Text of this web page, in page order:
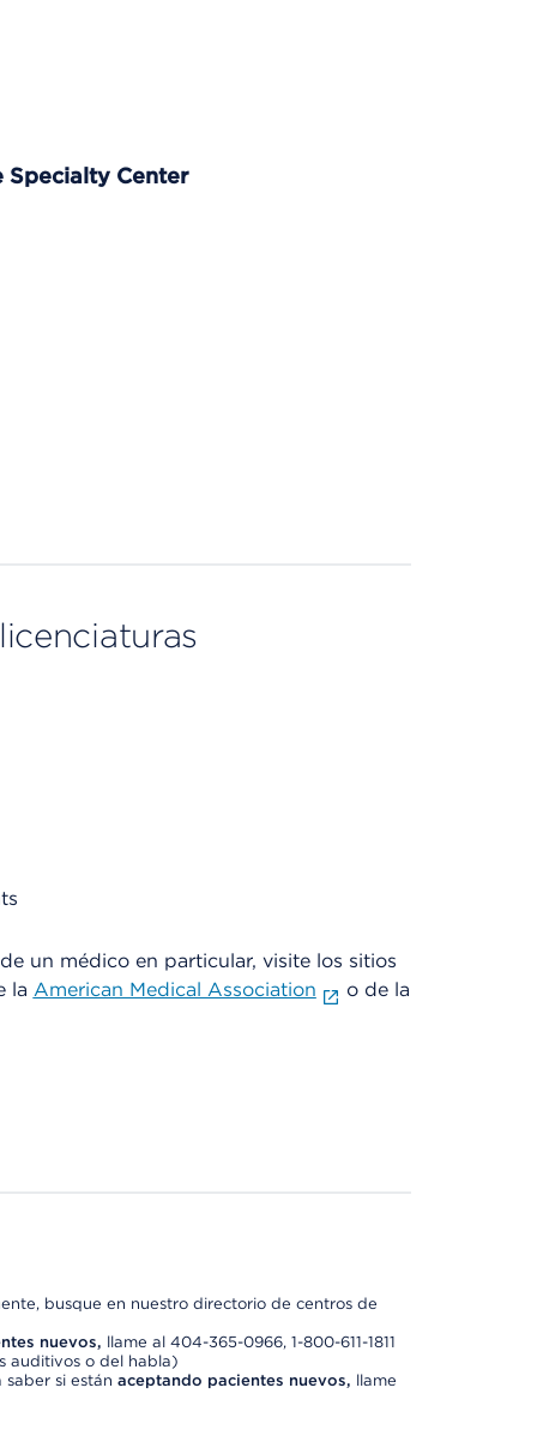
Specialty Center
un médico en particular, visite los sitios
la American Medical Association
o de la
busque en nuestro directorio de centros de
nuevos, llame al 404-365-0966, 1-800-611-1811
auditivos o del habla)
si están aceptando pacientes nuevos, llame